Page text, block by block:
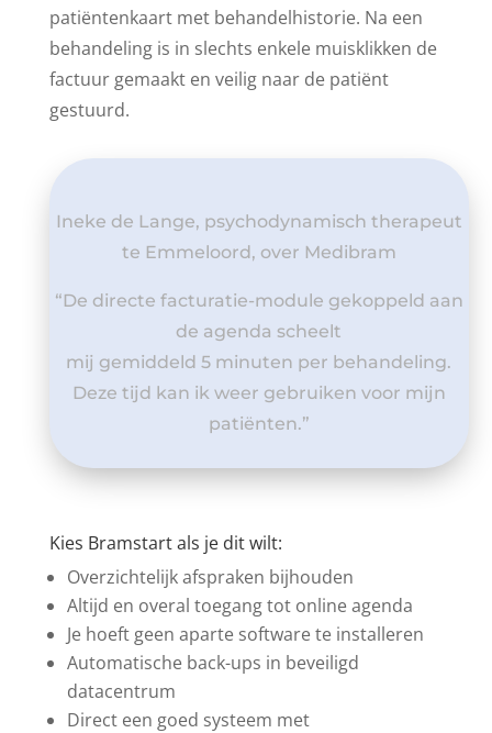
patiëntenkaart met behandelhistorie. Na een
behandeling is in slechts enkele muisklikken de
factuur gemaakt en veilig naar de patiënt
gestuurd.
Ineke de Lange, psychodynamisch therapeut
te Emmeloord, over Medibram
“De directe facturatie-module gekoppeld aan
de agenda scheelt
mij gemiddeld 5 minuten per behandeling.
Deze tijd kan ik weer gebruiken voor mijn
patiënten.”
Kies Bramstart als je dit wilt:
Overzichtelijk afspraken bijhouden
Altijd en overal toegang tot online agenda
Je hoeft geen aparte software te installeren
Automatische back-ups in beveiligd
datacentrum
Direct een goed systeem met